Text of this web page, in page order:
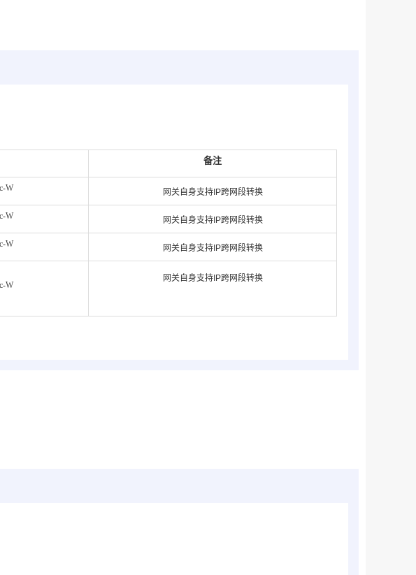
备注
W 网关自身支持IP跨网段转换
W 网关自身支持IP跨网段转换
W 网关自身支持IP跨网段转换
W
网关自身支持IP跨网段转换